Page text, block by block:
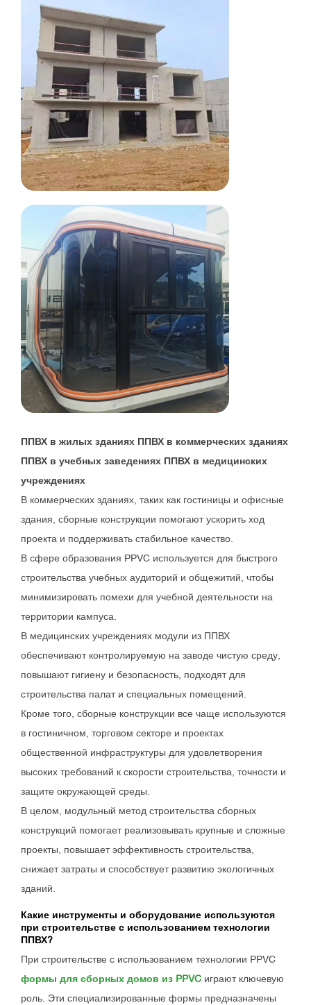
ППВХ в жилых зданиях ППВХ в коммерческих зданиях
ППВХ в учебных заведениях ППВХ в медицинских
учреждениях
В коммерческих зданиях, таких как гостиницы и офисные
здания, сборные конструкции помогают ускорить ход
проекта и поддерживать стабильное качество.
В сфере образования PPVC используется для быстрого
строительства учебных аудиторий и общежитий, чтобы
минимизировать помехи для учебной деятельности на
территории кампуса.
В медицинских учреждениях модули из ППВХ
обеспечивают контролируемую на заводе чистую среду,
повышают гигиену и безопасность, подходят для
строительства палат и специальных помещений.
Кроме того, сборные конструкции все чаще используются
в гостиничном, торговом секторе и проектах
общественной инфраструктуры для удовлетворения
высоких требований к скорости строительства, точности и
защите окружающей среды.
В целом, модульный метод строительства сборных
конструкций помогает реализовывать крупные и сложные
проекты, повышает эффективность строительства,
снижает затраты и способствует развитию экологичных
зданий.
Какие инструменты и оборудование используются
при строительстве с использованием технологии
ППВХ?
При строительстве с использованием технологии PPVC
формы для сборных домов из PPVC играют ключевую
роль. Эти специализированные формы предназначены